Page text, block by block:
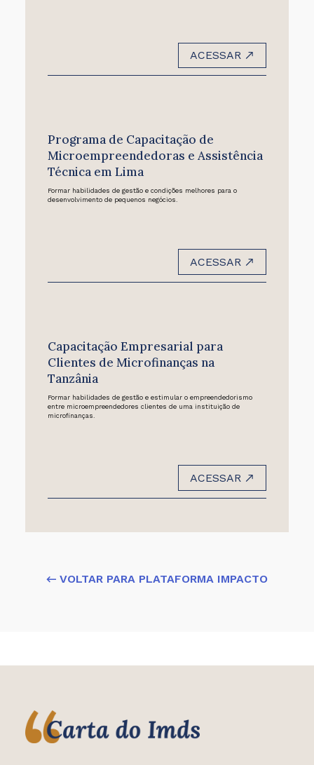
ACESSAR
Programa de Capacitação de
Microempreendedoras e Assistência
Técnica em Lima
Formar habilidades de gestão e condições melhores para o
desenvolvimento de pequenos negócios.
ACESSAR
Capacitação Empresarial para
Clientes de Microfinanças na
Tanzânia
Formar habilidades de gestão e estimular o empreendedorismo
entre microempreendedores clientes de uma instituição de
microfinanças.
ACESSAR
← VOLTAR PARA PLATAFORMA IMPACTO